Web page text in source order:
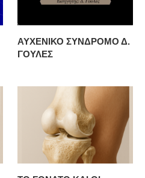
ΑΥΧΕΝΙΚΟ ΣΥΝΔΡΟΜΟ Δ.
ΓΟΥΛΕΣ